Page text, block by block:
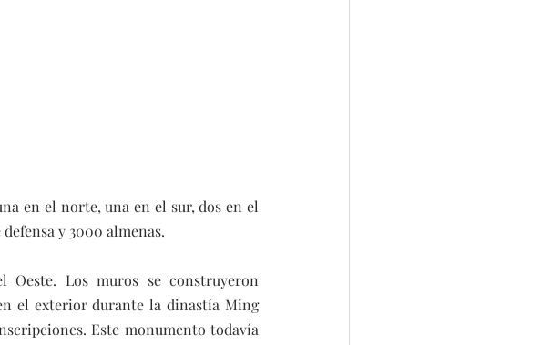
en el norte, una en el sur, dos en el
y 3000 almenas.
Los muros se construyeron
el exterior durante la dinastía Ming
Este monumento todavía